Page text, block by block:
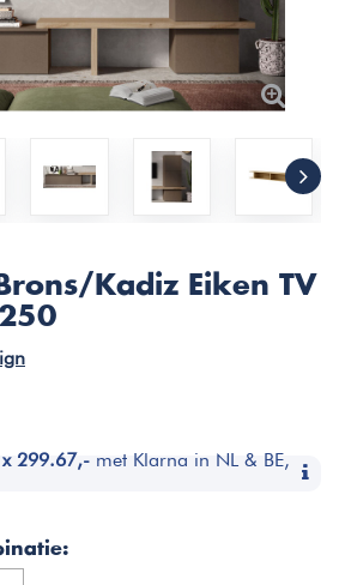
Kadiz Eiken TV
299.67,- met Klarna in NL & BE,